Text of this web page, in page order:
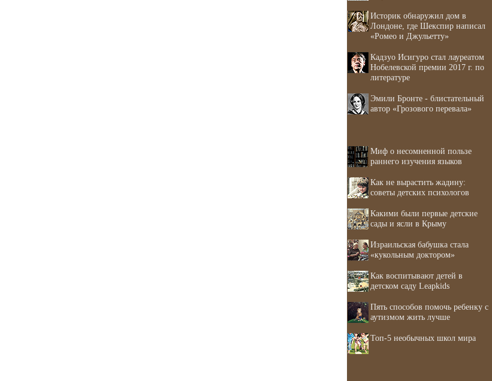
Историк обнаружил дом в
Лондоне, где Шекспир написал
«Ромео и Джульетту»
Кадзуо Исигуро стал лауреатом
Нобелевской премии 2017 г. по
литературе
Эмили Бронте - блистательный
автор «Грозового перевала»
Миф о несомненной пользе
раннего изучения языков
Как не вырастить жадину:
советы детских психологов
Какими были первые детские
сады и ясли в Крыму
Израильская бабушка стала
«кукольным доктором»
Как воспитывают детей в
детском саду Leapkids
Пять способов помочь ребенку с
аутизмом жить лучше
Топ-5 необычных школ мира